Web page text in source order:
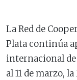
La Red de
Plata continúa
internacional
al 11 de marzo,